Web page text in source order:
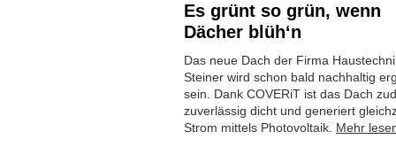
Es grünt so grün, wenn
Dächer blüh‘n
Das neue Dach der Firma
Steiner wird schon bald nachhaltig
sein. Dank COVERiT ist das Dach
zuverlässig dicht und generiert
Strom mittels Photovoltaik. Mehr